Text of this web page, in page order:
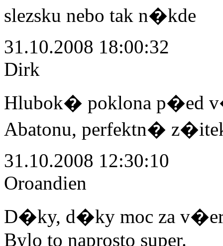
slezsku nebo tak n�kde
31.10.2008 18:00:32
Dirk
Hlubok� poklona p�ed
Abatonu, perfektn�
31.10.2008 12:30:10
Oroandien
D�ky, d�ky moc za
Bylo to naprosto super.